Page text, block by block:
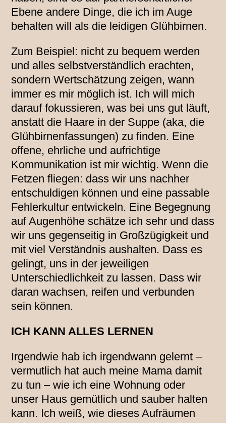
Ebene andere Dinge, die ich im Auge
behalten will als die leidigen Glühbirnen.
Zum Beispiel: nicht zu bequem werden
und alles selbstverständlich erachten,
sondern Wertschätzung zeigen, wann
immer es mir möglich ist. Ich will mich
darauf fokussieren, was bei uns gut läuft,
anstatt die Haare in der Suppe (aka, die
Glühbirnenfassungen) zu finden. Eine
offene, ehrliche und aufrichtige
Kommunikation ist mir wichtig. Wenn die
Fetzen fliegen: dass wir uns nachher
entschuldigen können und eine passable
Fehlerkultur entwickeln. Eine Begegnung
auf Augenhöhe schätze ich sehr und dass
wir uns gegenseitig in Großzügigkeit und
mit viel Verständnis aushalten. Dass es
gelingt, uns in der jeweiligen
Unterschiedlichkeit zu lassen. Dass wir
daran wachsen, reifen und verbunden
sein können.
ICH KANN ALLES LERNEN
Irgendwie hab ich irgendwann gelernt –
vermutlich hat auch meine Mama damit
zu tun – wie ich eine Wohnung oder
unser Haus gemütlich und sauber halten
kann. Ich weiß, wie dieses Aufräumen